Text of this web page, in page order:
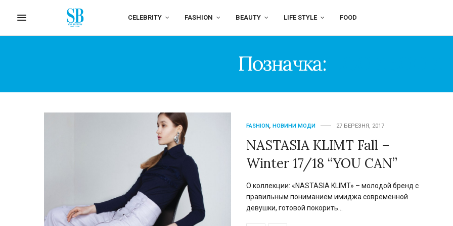
CELEBRITY FASHION BEAUTY LIFE STYLE FOOD
Позначка:
FASHION, НОВИНИ МОДИ 27 БЕРЕЗНЯ, 2017
NASTASIA KLIMT Fall –
Winter 17/18 “YOU CAN”
О коллекции: «NASTASIA KLIMT» – молодой бренд с
правильным пониманием имиджа современной
девушки, готовой покорить…